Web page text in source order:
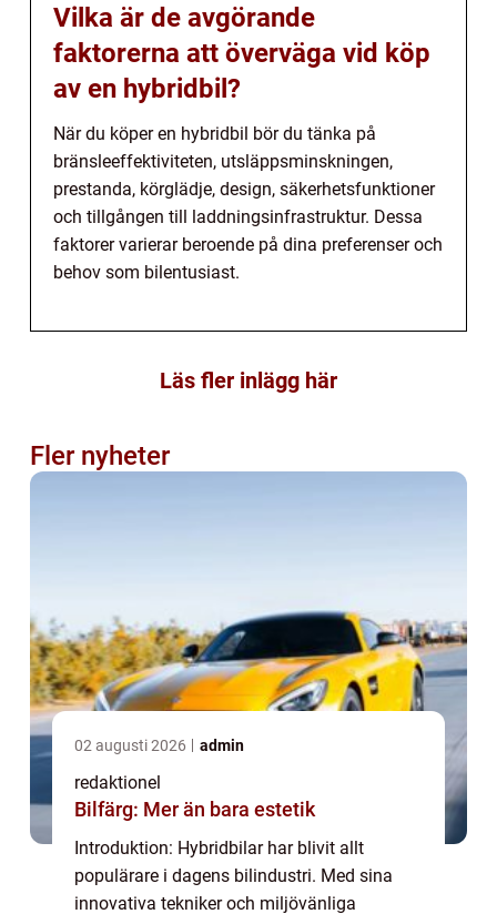
Vilka är de avgörande
faktorerna att överväga vid köp
av en hybridbil?
När du köper en hybridbil bör du tänka på
bränsleeffektiviteten, utsläppsminskningen,
prestanda, körglädje, design, säkerhetsfunktioner
och tillgången till laddningsinfrastruktur. Dessa
faktorer varierar beroende på dina preferenser och
behov som bilentusiast.
Läs fler inlägg här
Fler nyheter
02 augusti 2026 admin
redaktionel
Bilfärg: Mer än bara estetik
Introduktion: Hybridbilar har blivit allt
populärare i dagens bilindustri. Med sina
innovativa tekniker och miljövänliga